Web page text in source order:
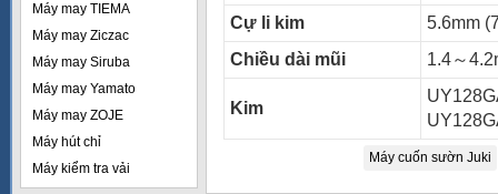
Máy may TIEMA
Máy may Ziczac
Máy may Siruba
Máy may Yamato
Máy may ZOJE
Máy hút chỉ
Máy kiểm tra vải
Cự li kim
5.6mm
Chiều dài mũi
1.4～
Kim
Máy cuốn sườn Juki